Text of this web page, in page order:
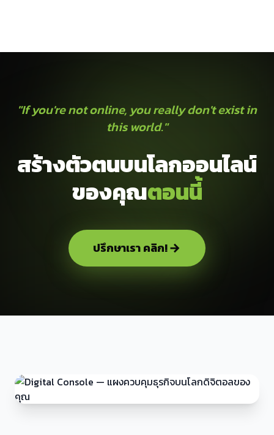
"If you're not online, you really don't exist in
this world."
สร้างตัวตนบนโลกออนไลน์
ของคุณตอนนี้
ปรึกษาเรา คลิก!